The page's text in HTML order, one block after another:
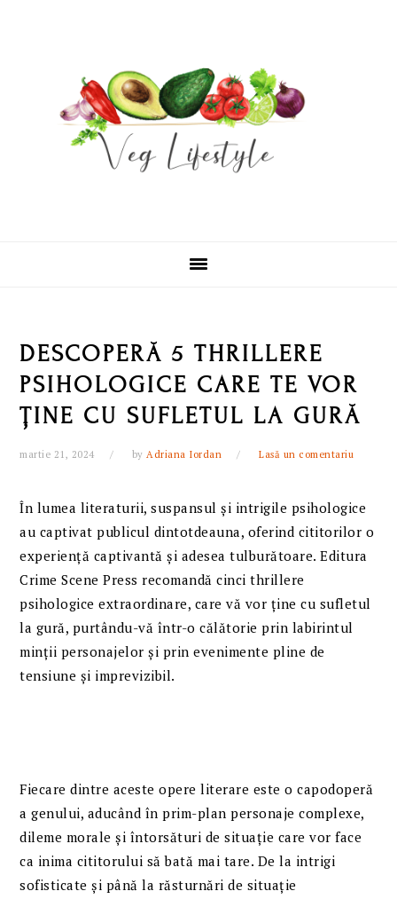
DESCOPERĂ 5 THRILLERE
PSIHOLOGICE CARE TE VOR
ȚINE CU SUFLETUL LA GURĂ
martie 21, 2024 byAdriana Iordan Lasă un comentariu
În lumea literaturii, suspansul și intrigile psihologice
au captivat publicul dintotdeauna, oferind cititorilor o
experiență captivantă și adesea tulburătoare. Editura
Crime Scene Press recomandă cinci thrillere
psihologice extraordinare, care vă vor ține cu sufletul
la gură, purtându-vă într-o călătorie prin labirintul
minții personajelor și prin evenimente pline de
tensiune și imprevizibil.
Fiecare dintre aceste opere literare este o capodoperă
a genului, aducând în prim-plan personaje complexe,
dileme morale și întorsături de situație care vor face
ca inima cititorului să bată mai tare. De la intrigi
sofisticate și până la răsturnări de situație